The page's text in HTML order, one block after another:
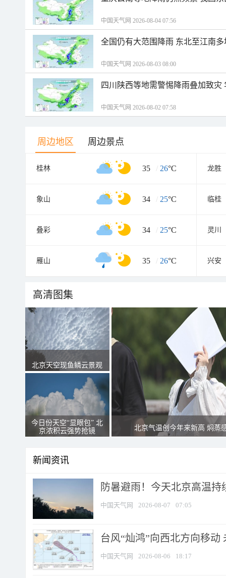
中国天气网 2026-08-04 07:56
全国仍有大范围降雨 东北至江南
中国天气网 2026-08-03 08:00
四川陕西等地需警惕降雨叠加致
中国天气网 2026-08-02 07:58
周边地区 周边景点
桂林 35 / 26°C 龙胜
象山 34 / 25°C 临桂
叠彩 34 / 25°C 灵川
雁山 35 / 26°C 兴安
高清图集
北京天空现鱼鳞云景观
今日份天空“显眼包” 北
京浓积云强势抢镜
北京气温创今年来新高 焖蒸
新闻资讯
防暑避雨！今天北京高温
中国天气网 2026-08-07 07:05
台风“灿鸿”向西北方向移动
中国天气网 2026-08-06 18:17